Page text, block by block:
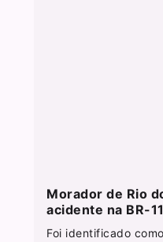
Morador de Rio
acidente na BR-
Foi identificado